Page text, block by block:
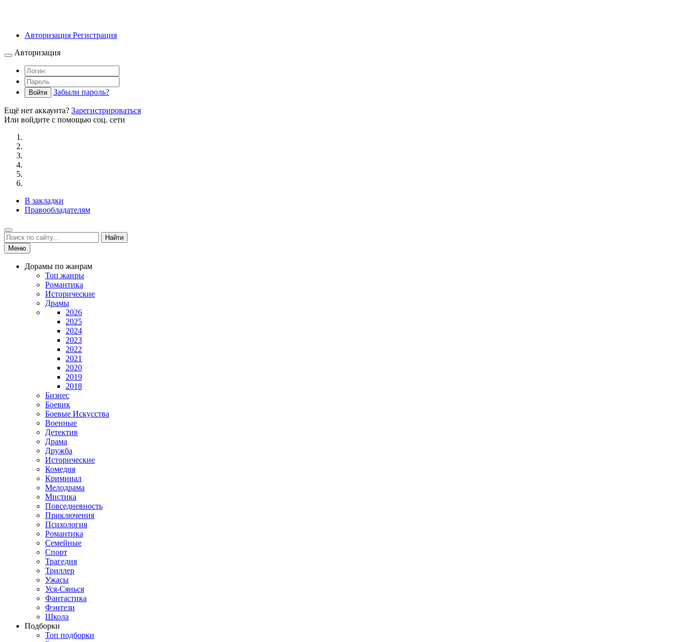
Авторизация Регистрация
Авторизация
Войти Забыли пароль?
Ещё нет аккаунта? Зарегистрироваться
Или войдите с помощью соц. сети
В закладки
Правообладателям
Найти
Меню
Дорамы по жанрам
Топ жанры
Романтика
Исторические
Драмы
2026
2025
2024
2023
2022
2021
2020
2019
2018
Бизнес
Боевик
Боевые Искусства
Военные
Детектив
Драма
Дружба
Исторические
Комедия
Криминал
Мелодрама
Мистика
Повседневность
Приключения
Психология
Романтика
Семейные
Спорт
Трагедия
Триллер
Ужасы
Уся-Сянься
Фантастика
Фэнтези
Школа
Подборки
Топ подборки